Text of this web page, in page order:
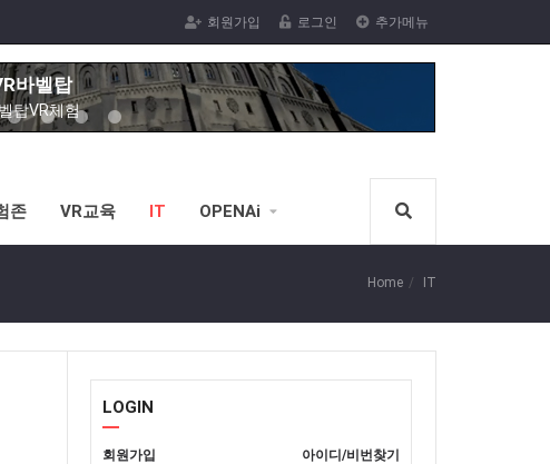
회원가입 로그인 추가메뉴
&성막 VR체험
에서도 VR체험을
/서핑체험
잉머신체험
터로 VR노젓기 체험을(스코어계산)
능(안전한 VR스포츠 승마체험가능)
존 VR교육 IT OPENAi
Home IT
LOGIN
회원가입 아이디/비번찾기